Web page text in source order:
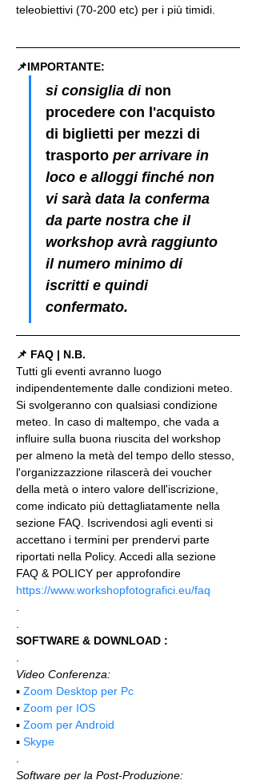
teleobiettivi (70-200 etc) per i più timidi.
📌IMPORTANTE:
si consiglia di non
procedere con l'acquisto
di biglietti per mezzi di
trasporto per arrivare in
loco e alloggi finché non
vi sarà data la conferma
da parte nostra che il
workshop avrà raggiunto
il numero minimo di
iscritti e quindi
confermato.
📌 FAQ | N.B.
Tutti gli eventi avranno luogo
indipendentemente dalle condizioni meteo.
Si svolgeranno con qualsiasi condizione
meteo. In caso di maltempo, che vada a
influire sulla buona riuscita del workshop
per almeno la metà del tempo dello stesso,
l'organizzazzione rilascerà dei voucher
della metà o intero valore dell'iscrizione,
come indicato più dettagliatamente nella
sezione FAQ. Iscrivendosi agli eventi si
accettano i termini per prendervi parte
riportati nella Policy. Accedi alla sezione
FAQ & POLICY per approfondire
https://www.workshopfotografici.eu/faq
SOFTWARE & DOWNLOAD :
Video Conferenza:
▪️ Zoom Desktop per Pc
▪️ Zoom per IOS
▪️ Zoom per Android
▪️ Skype
Software per la Post-Produzione: